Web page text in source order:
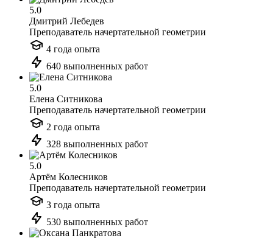
5.0
Дмитрий Лебедев
Преподаватель начертательной геометрии
4 года опыта
640 выполненных работ
5.0
Елена Ситникова
Преподаватель начертательной геометрии
2 года опыта
328 выполненных работ
5.0
Артём Колесников
Преподаватель начертательной геометрии
3 года опыта
530 выполненных работ